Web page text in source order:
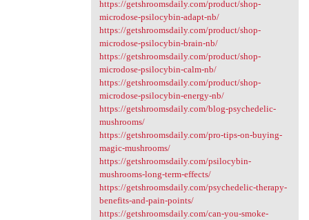
https://getshroomsdaily.com/product/shop-
microdose-psilocybin-adapt-nb/
https://getshroomsdaily.com/product/shop-
microdose-psilocybin-brain-nb/
https://getshroomsdaily.com/product/shop-
microdose-psilocybin-calm-nb/
https://getshroomsdaily.com/product/shop-
microdose-psilocybin-energy-nb/
https://getshroomsdaily.com/blog-psychedelic-
mushrooms/
https://getshroomsdaily.com/pro-tips-on-buying-
magic-mushrooms/
https://getshroomsdaily.com/psilocybin-
mushrooms-long-term-effects/
https://getshroomsdaily.com/psychedelic-therapy-
benefits-and-pain-points/
https://getshroomsdaily.com/can-you-smoke-